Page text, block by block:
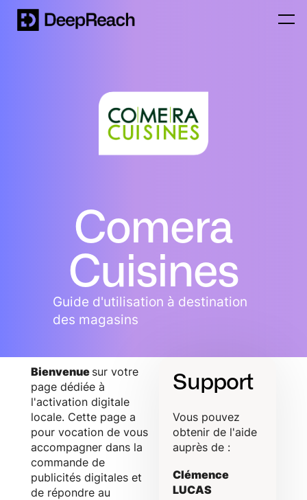
Comera
Cuisines
Guide d'utilisation à destination
des magasins
Bienvenue sur votre
page dédiée à
l'activation digitale
locale. Cette page a
pour vocation de vous
accompagner dans la
commande de
publicités digitales et
de répondre au
Support
Vous pouvez
obtenir de l'aide
auprès de :
Clémence
LUCAS